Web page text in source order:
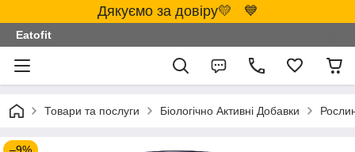
Дякуємо за довіру💛 💙
Eatofit
Товари та послуги Біологічно Активні Добавки